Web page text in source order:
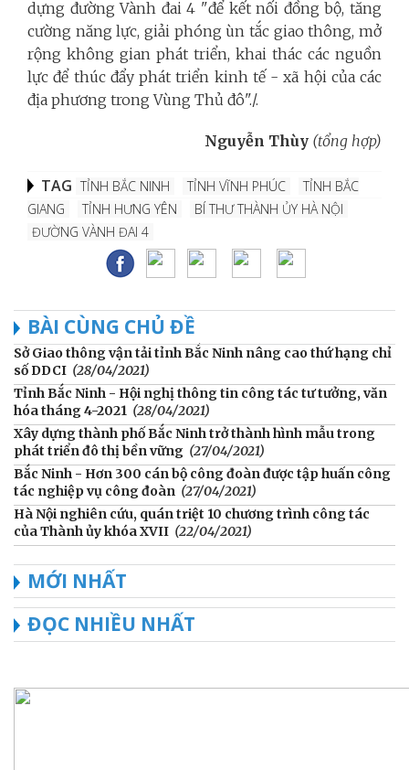
dựng đường Vành đai 4 "để kết nối đồng bộ, tăng
cường năng lực, giải phóng ùn tắc giao thông, mở
rộng không gian phát triển, khai thác các nguồn
lực để thúc đẩy phát triển kinh tế - xã hội của các
địa phương trong Vùng Thủ đô"./.
Nguyễn Thùy (tổng hợp)
TAG TỈNH BẮC NINH TỈNH VĨNH PHÚC
TỈNH BẮC
GIANG
TỈNH HƯNG YÊN
BÍ THƯ THÀNH ỦY HÀ NỘI
ĐƯỜNG VÀNH ĐAI 4
BÀI CÙNG CHỦ ĐỀ
Sở Giao thông vận tải tỉnh Bắc Ninh nâng cao thứ hạng chỉ
số DDCI (28/04/2021)
Tỉnh Bắc Ninh - Hội nghị thông tin công tác tư tưởng, văn
hóa tháng 4-2021 (28/04/2021)
Xây dựng thành phố Bắc Ninh trở thành hình mẫu trong
phát triển đô thị bền vững (27/04/2021)
Bắc Ninh - Hơn 300 cán bộ công đoàn được tập huấn công
tác nghiệp vụ công đoàn (27/04/2021)
Hà Nội nghiên cứu, quán triệt 10 chương trình công tác
của Thành ủy khóa XVII (22/04/2021)
MỚI NHẤT
ĐỌC NHIỀU NHẤT